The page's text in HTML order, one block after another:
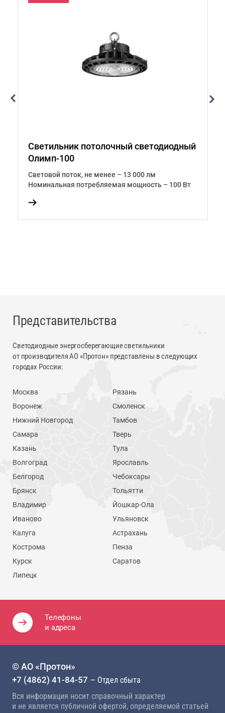
Светильник потолочный светодиодный
Олимп-100
Световой поток, не менее – 13 000 лм
Номинальная потребляемая мощность – 100 Вт
Телефоны
и адреса
Представительства
Светодиодные энергосберегающие светильники
от производителя АО «Протон» представлены в следующих
городах России:
Москва
Воронеж
Нижний Новгород
Самара
Казань
Волгоград
Белгород
Брянск
Владимир
Иваново
Калуга
Кострома
Курск
Липецк
Рязань
Смоленск
Тамбов
Тверь
Тула
Ярославль
Чебоксары
Тольятти
Йошкар-Ола
Ульяновск
Астрахань
Пенза
Саратов
© АО «Протон»
+7 (4862) 41-84-57 — Отдел сбыта
Вся информация носит справочный характер
и не является публичной офертой, определяемой статьей